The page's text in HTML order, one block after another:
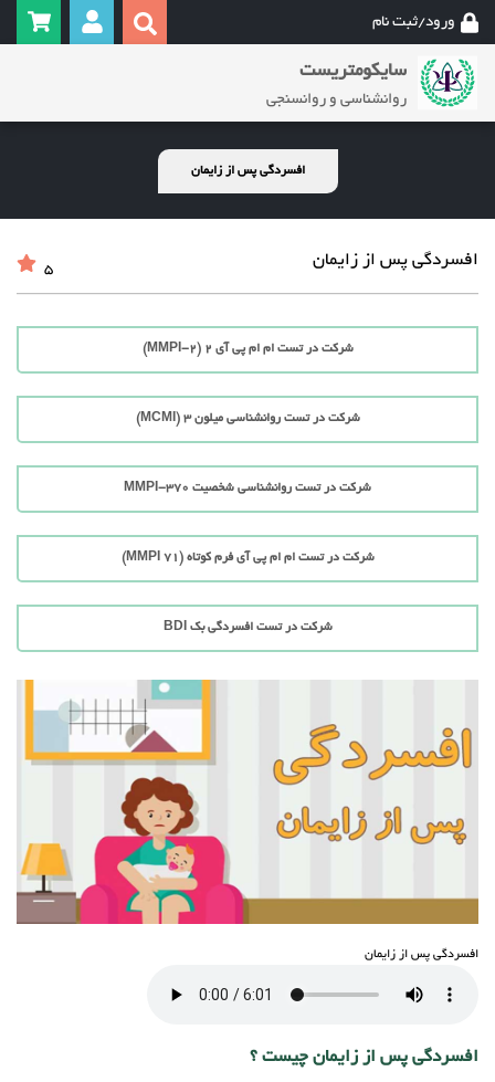
ورود/ثبت نام
سایکومتریست
روانشناسی و روانسنجی
افسردگی پس از زایمان
افسردگی پس از زایمان 5
شرکت در تست ام ام پی آی 2 (MMPI-2)
شرکت در تست روانشناسی میلون 3 (MCMI)
شرکت در تست روانشناسی شخصیت MMPI-370
شرکت در تست ام ام پی آی فرم کوتاه (71 MMPI)
شرکت در تست افسردگی بک BDI
افسردگی پس از زایمان
افسردگی پس از زایمان چیست ؟